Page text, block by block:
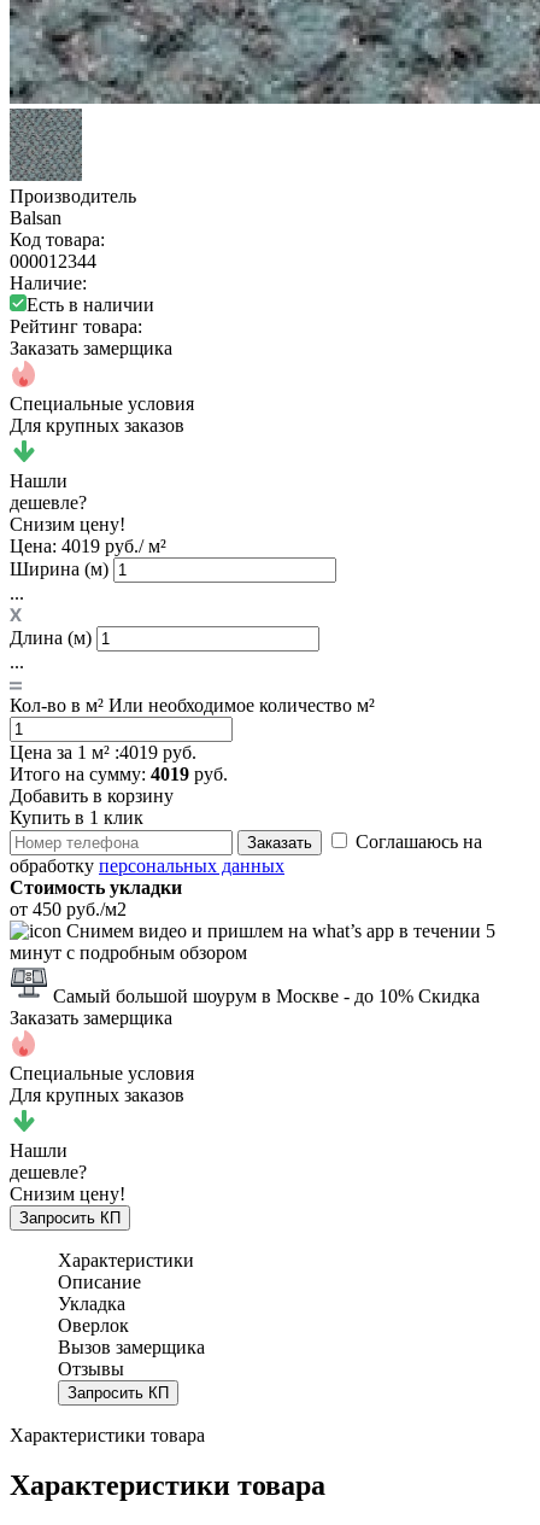
Производитель
Balsan
Код товара:
000012344
Наличие:
Есть в наличии
Рейтинг товара:
Заказать замерщика
Специальные условия
Для крупных заказов
Нашли
дешевле?
Снизим цену!
Цена: 4019 руб./ м²
Ширина (м)
...
Длина (м)
...
Кол-во в м² Или необходимое количество м²
Цена за 1 м² :4019 руб.
Итого на сумму: 4019 руб.
Добавить в корзину
Купить в 1 клик
Заказать
Соглашаюсь на
обработку персональных данных
Стоимость укладки
от 450 руб./м2
Снимем видео и пришлем на what’s app в течении 5
минут с подробным обзором
Самый большой шоурум в Москве - до 10% Скидка
Заказать замерщика
Специальные условия
Для крупных заказов
Нашли
дешевле?
Снизим цену!
Запросить КП
Характеристики
Описание
Укладка
Оверлок
Вызов замерщика
Отзывы
Запросить КП
Характеристики товара
Характеристики товара